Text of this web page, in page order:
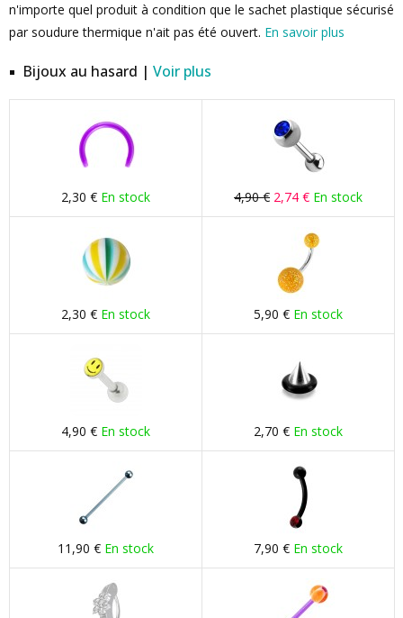
n'importe quel produit à condition que le sachet plastique sécurisé
par soudure thermique n'ait pas été ouvert. En savoir plus
Bijoux au hasard | Voir plus
2,30 € En stock 4,90 € 2,74 € En stock
2,30 € En stock 5,90 € En stock
4,90 € En stock 2,70 € En stock
11,90 € En stock 7,90 € En stock